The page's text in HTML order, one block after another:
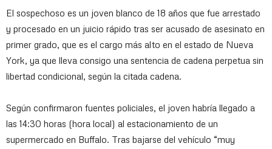
El sospechoso es un joven blanco de 18 años que fue arrestado
y procesado en un juicio rápido tras ser acusado de asesinato en
primer grado, que es el cargo más alto en el estado de Nueva
York, ya que lleva consigo una sentencia de cadena perpetua sin
libertad condicional, según la citada cadena.
Según confirmaron fuentes policiales, el joven habría llegado a
las 14:30 horas (hora local) al estacionamiento de un
supermercado en Buffalo. Tras bajarse del vehículo “muy